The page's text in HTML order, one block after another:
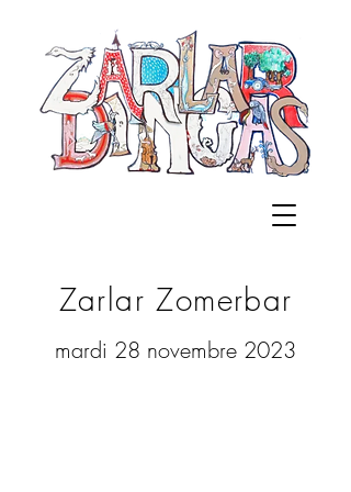
Zarlar Zomerbar
mardi 28 novembre 2023